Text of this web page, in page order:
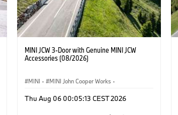
MINI JCW 3-Door with Genuine MINI JCW
Accessories (08/2026)
MINI · MINI John Cooper Works ·
Optional Extras, Accessories
Thu Aug 06 00:05:13 CEST 2026